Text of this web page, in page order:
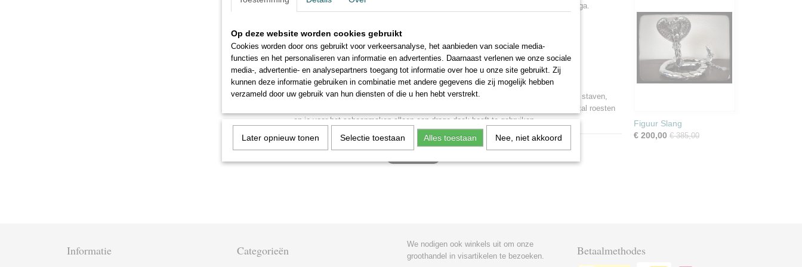
Aarzel dus niet en bestel nu dit prachtige beeldje voor jezelf of een vriend of collega.
breedte:15cm
hoogte:17cm
Gewicht:400 gram
Het beeldje "Karper Visser Beeldje " is geheel van metaal, het metaal, de moeren, staven,
andere metalen onderdelen en het rvs materiaal zorgen ervoor dat je beeldje nooit zal roesten
en je voor het schoonmaken alleen een droge doek hoeft te gebruiken.
Figuur Slang
€ 200,00 € 385,00
Informatie Categorieën
We nodigen ook winkels uit om onze
groothandel in visartikelen te bezoeken.
Betaalmethodes
Op deze website worden cookies gebruikt
Cookies worden door ons gebruikt voor verkeersanalyse, het aanbieden van sociale media-
functies en het personaliseren van informatie en advertenties. Daarnaast verlenen we onze sociale
media-, advertentie- en analysepartners toegang tot informatie over hoe u onze site gebruikt. Zij
kunnen deze informatie gebruiken in combinatie met andere gegevens die zij mogelijk hebben
verzameld door uw gebruik van hun diensten of die u hen hebt verstrekt.
Later opnieuw tonen Selectie toestaan Alles toestaan Nee, niet akkoord